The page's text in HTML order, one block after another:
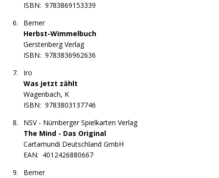
ISBN: 9783869153339
Berner
Herbst-Wimmelbuch
Gerstenberg Verlag
ISBN: 9783836962636
Iro
Was jetzt zählt
Wagenbach, K
ISBN: 9783803137746
NSV - Nürnberger Spielkarten Verlag
The Mind - Das Original
Cartamundi Deutschland GmbH
EAN: 4012426880667
Berner